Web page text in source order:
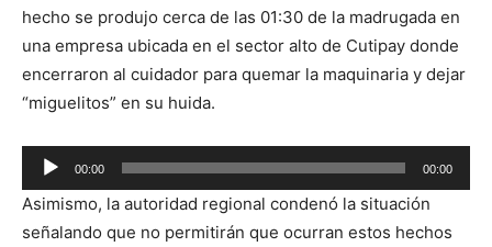
hecho se produjo cerca de las 01:30 de la madrugada en
una empresa ubicada en el sector alto de Cutipay donde
encerraron al cuidador para quemar la maquinaria y dejar
“miguelitos” en su huida.
Reproductor
de
audio
00:00 00:00
Asimismo, la autoridad regional condenó la situación
señalando que no permitirán que ocurran estos hechos